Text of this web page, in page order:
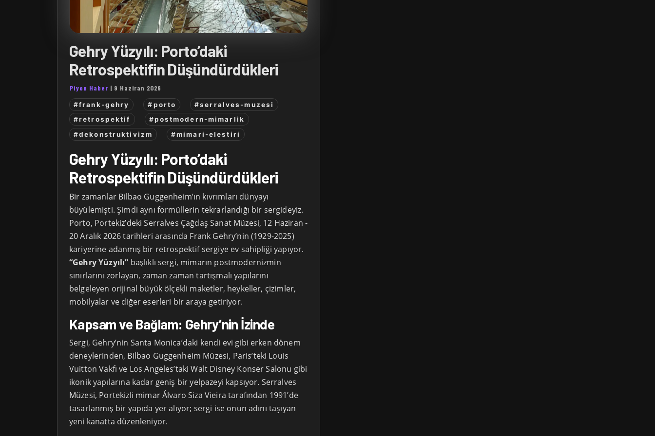
Gehry Yüzyılı: Porto’daki
Retrospektifin Düşündürdükleri
Piyon Haber | 9 Haziran 2026
#frank-gehry #porto
#serralves-muzesi
#retrospektif
#postmodern-mimarlik
#dekonstruktivizm
#mimari-elestiri
Gehry Yüzyılı: Porto’daki
Retrospektifin Düşündürdükleri
Bir zamanlar Bilbao Guggenheim’ın kıvrımları dünyayı
büyülemişti. Şimdi aynı formüllerin tekrarlandığı bir sergideyiz.
Porto, Portekiz’deki Serralves Çağdaş Sanat Müzesi, 12 Haziran -
20 Aralık 2026 tarihleri arasında Frank Gehry’nin (1929-2025)
kariyerine adanmış bir retrospektif sergiye ev sahipliği yapıyor.
“Gehry Yüzyılı” başlıklı sergi, mimarın postmodernizmin
sınırlarını zorlayan, zaman zaman tartışmalı yapılarını
belgeleyen orijinal büyük ölçekli maketler, heykeller, çizimler,
mobilyalar ve diğer eserleri bir araya getiriyor.
Kapsam ve Bağlam: Gehry’nin İzinde
Sergi, Gehry’nin Santa Monica’daki kendi evi gibi erken dönem
deneylerinden, Bilbao Guggenheim Müzesi, Paris’teki Louis
Vuitton Vakfı ve Los Angeles’taki Walt Disney Konser Salonu gibi
ikonik yapılarına kadar geniş bir yelpazeyi kapsıyor. Serralves
Müzesi, Portekizli mimar Álvaro Siza Vieira tarafından 1991’de
tasarlanmış bir yapıda yer alıyor; sergi ise onun adını taşıyan
yeni kanatta düzenleniyor.